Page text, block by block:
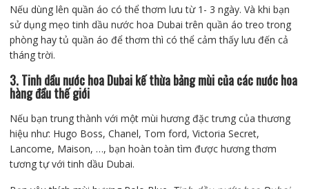
Nếu dùng lên quần áo có thể thơm lưu từ 1- 3 ngày. Và khi bạn
sử dụng mẹo tinh dầu nước hoa Dubai trên quần áo treo trong
phòng hay tủ quần áo để thơm thì có thể cảm thấy lưu đến cả
tháng trời.
3. Tinh dầu nước hoa Dubai kế thừa bảng mùi của các nước hoa
hàng đầu thế giới
Nếu bạn trung thành với một mùi hương đặc trưng của thương
hiệu như: Hugo Boss, Chanel, Tom ford, Victoria Secret,
Lancome, Maison, …, bạn hoàn toàn tìm được hương thơm
tương tự với tinh dầu Dubai.